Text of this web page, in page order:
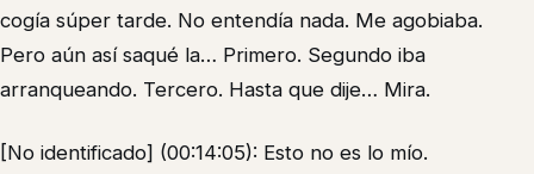
cogía súper tarde. No entendía nada. Me agobiaba.
Pero aún así saqué la… Primero. Segundo iba
arranqueando. Tercero. Hasta que dije… Mira.
[No identificado] (00:14:05): Esto no es lo mío.